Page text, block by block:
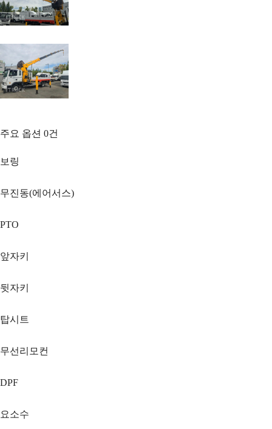
주요 옵션 0건
보링
무진동(에어서스)
PTO
앞자키
뒷자키
탑시트
무선리모컨
DPF
요소수